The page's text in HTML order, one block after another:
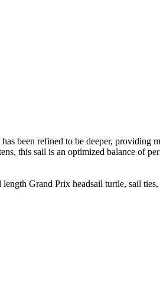
been refined to be deeper,
this sail is an optimized balance of
Grand Prix headsail turtle, sail